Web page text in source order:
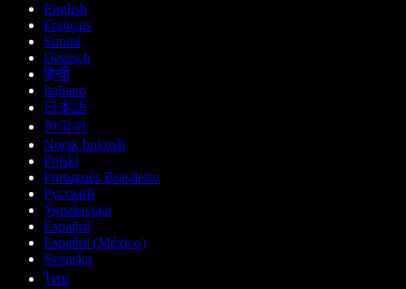
English
Français
Suomi
Deutsch
हिन्दी
Italiano
日本語
한국어
Norsk bokmål
Polski
Português Brasileiro
Русский
Українська
Español
Español (México)
Svenska
ไทย